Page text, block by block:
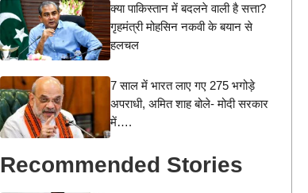
क्या पाकिस्तान में बदलने वाली है सत्ता?
गृहमंत्री मोहसिन नकवी के बयान से
हलचल
7 साल में भारत लाए गए 275 भगोड़े
अपराधी, अमित शाह बोले- मोदी सरकार
में….
Recommended Stories